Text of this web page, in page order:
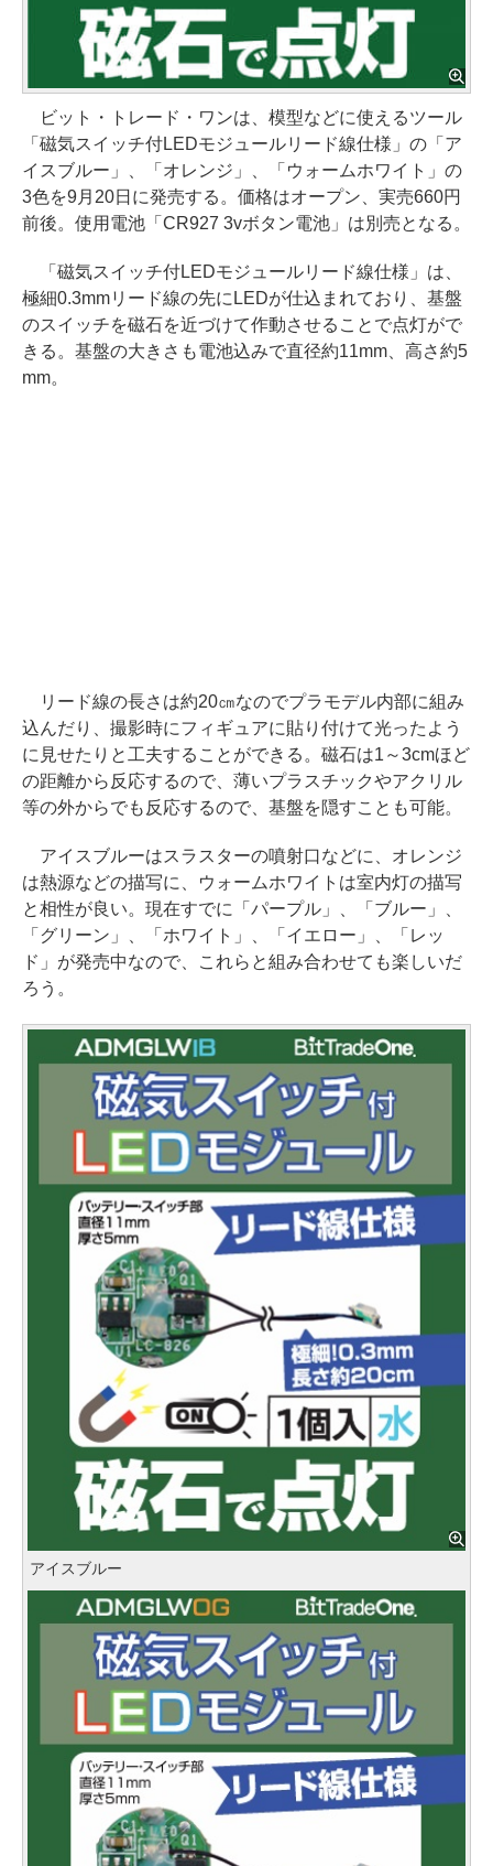
ビット・トレード・ワンは、模型などに使えるツール
「磁気スイッチ付LEDモジュールリード線仕様」の「ア
イスブルー」、「オレンジ」、「ウォームホワイト」の
3色を9月20日に発売する。価格はオープン、実売660円
前後。使用電池「CR927 3vボタン電池」は別売となる。
「磁気スイッチ付LEDモジュールリード線仕様」は、
極細0.3mmリード線の先にLEDが仕込まれており、基盤
のスイッチを磁石を近づけて作動させることで点灯がで
きる。基盤の大きさも電池込みで直径約11mm、高さ約5
mm。
リード線の長さは約20㎝なのでプラモデル内部に組み
込んだり、撮影時にフィギュアに貼り付けて光ったよう
に見せたりと工夫することができる。磁石は1～3cmほど
の距離から反応するので、薄いプラスチックやアクリル
等の外からでも反応するので、基盤を隠すことも可能。
アイスブルーはスラスターの噴射口などに、オレンジ
は熱源などの描写に、ウォームホワイトは室内灯の描写
と相性が良い。現在すでに「パープル」、「ブルー」、
「グリーン」、「ホワイト」、「イエロー」、「レッ
ド」が発売中なので、これらと組み合わせても楽しいだ
ろう。
アイスブルー